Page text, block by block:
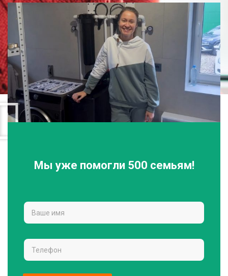
Мы уже помогли 500 семьям!